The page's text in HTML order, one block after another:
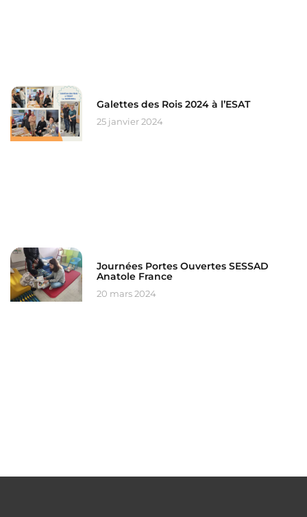
Galettes des Rois 2024 à l’ESAT
25 janvier 2024
Journées Portes Ouvertes SESSAD
Anatole France
20 mars 2024